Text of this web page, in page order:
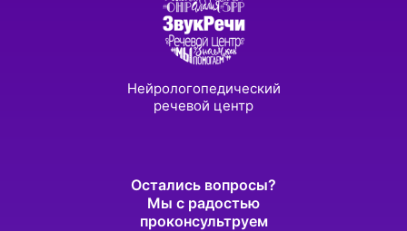
Нейрологопедический
речевой центр
Остались вопросы?
Мы с радостью
проконсультруем